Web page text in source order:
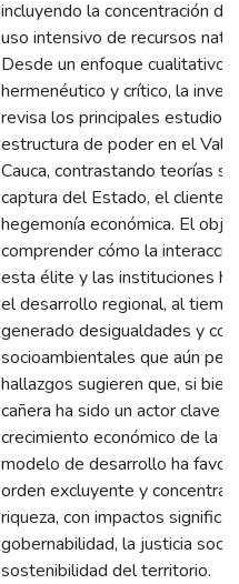
incluyendo la concentración
uso intensivo de recursos
Desde un enfoque cualitativo,
hermenéutico y crítico, la
revisa los principales estudios
estructura de poder en el
Cauca, contrastando teorías
captura del Estado, el
hegemonía económica. El
comprender cómo la
esta élite y las instituciones
el desarrollo regional, al
generado desigualdades y
socioambientales que aún
hallazgos sugieren que, si
cañera ha sido un actor clave
crecimiento económico de la
modelo de desarrollo ha
orden excluyente y
riqueza, con impactos
gobernabilidad, la justicia
sostenibilidad del territorio.